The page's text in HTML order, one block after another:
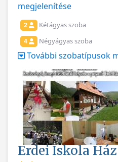
megjelenítése
2 Kétágyas szoba
4 Négyágyas szoba
További szobatípusok
Erdei Iskola